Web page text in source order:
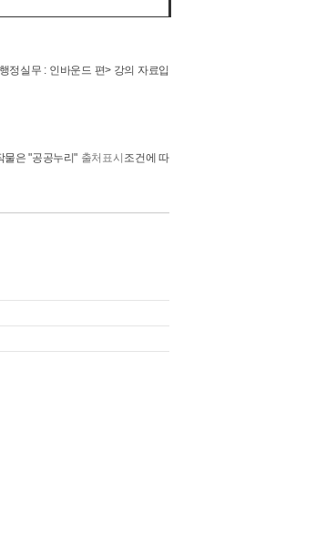
정실무 : 인바운드 편> 강의 자료입
물은 "공공누리" 출처표시 조건에 따